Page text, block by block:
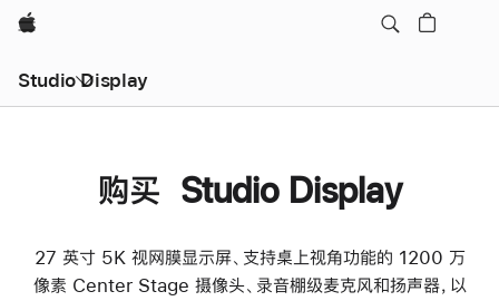
Apple
Studio Display
购买 Studio Display
27 英寸 5K 视网膜显示屏、支持桌上视角功能的 1200 万
像素 Center Stage 摄像头、录音棚级麦克风和扬声器，以